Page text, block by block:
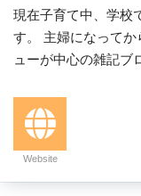
現在子育て中、学校
す。 主婦になって
ューが中心の雑記ブ
Website